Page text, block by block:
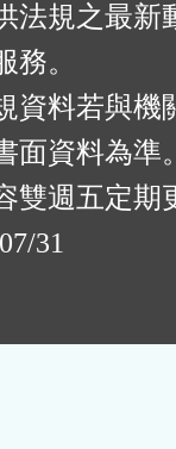
法規之最新
務。
資料若與機
面資料為準。
雙週五定期
31